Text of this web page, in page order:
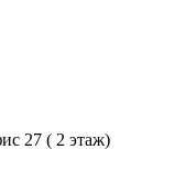
27 ( 2 этаж)